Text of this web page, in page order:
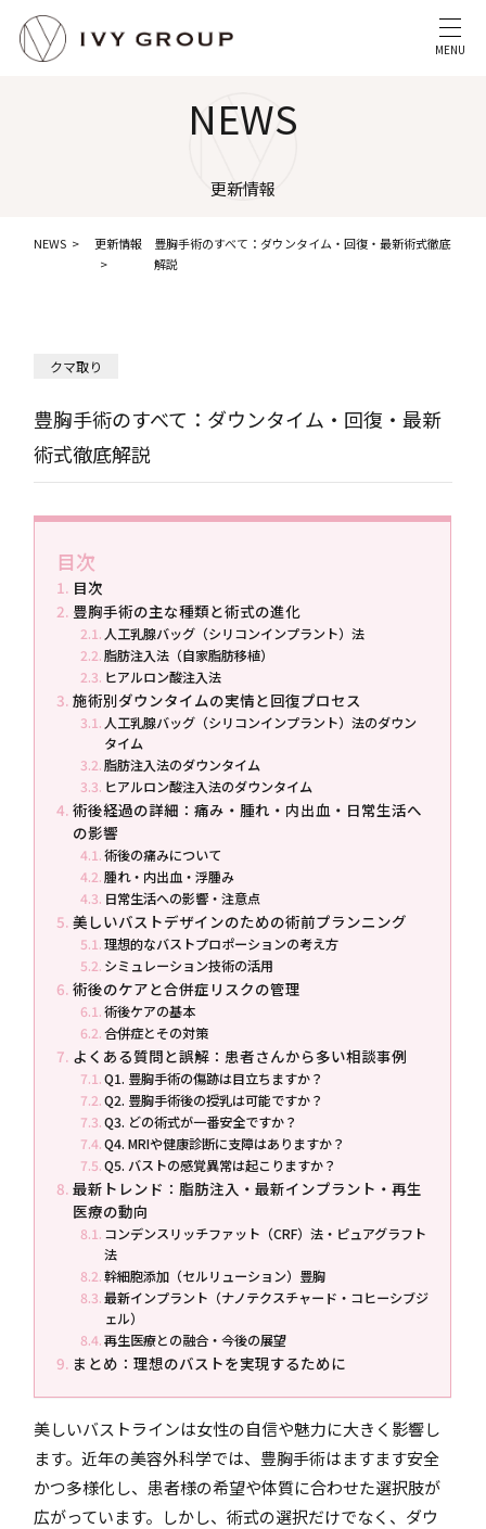
MENU
NEWS
更新情報
NEWS 更新情報
豊胸手術のすべて：ダウンタイム・回復・最新術式徹底
解説
クマ取り
豊胸手術のすべて：ダウンタイム・回復・最新
術式徹底解説
目次
目次
豊胸手術の主な種類と術式の進化
人工乳腺バッグ（シリコンインプラント）法
脂肪注入法（自家脂肪移植）
ヒアルロン酸注入法
施術別ダウンタイムの実情と回復プロセス
人工乳腺バッグ（シリコンインプラント）法のダウン
タイム
脂肪注入法のダウンタイム
ヒアルロン酸注入法のダウンタイム
術後経過の詳細：痛み・腫れ・内出血・日常生活へ
の影響
術後の痛みについて
腫れ・内出血・浮腫み
日常生活への影響・注意点
美しいバストデザインのための術前プランニング
理想的なバストプロポーションの考え方
シミュレーション技術の活用
術後のケアと合併症リスクの管理
術後ケアの基本
合併症とその対策
よくある質問と誤解：患者さんから多い相談事例
Q1. 豊胸手術の傷跡は目立ちますか？
Q2. 豊胸手術後の授乳は可能ですか？
Q3. どの術式が一番安全ですか？
Q4. MRIや健康診断に支障はありますか？
Q5. バストの感覚異常は起こりますか？
最新トレンド：脂肪注入・最新インプラント・再生
医療の動向
コンデンスリッチファット（CRF）法・ピュアグラフト
法
幹細胞添加（セルリューション）豊胸
最新インプラント（ナノテクスチャード・コヒーシブジ
ェル）
再生医療との融合・今後の展望
まとめ：理想のバストを実現するために
美しいバストラインは女性の自信や魅力に大きく影響し
ます。近年の美容外科学では、豊胸手術はますます安全
かつ多様化し、患者様の希望や体質に合わせた選択肢が
広がっています。しかし、術式の選択だけでなく、ダウ